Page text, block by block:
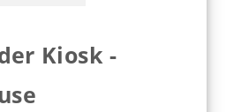
Kiosk -